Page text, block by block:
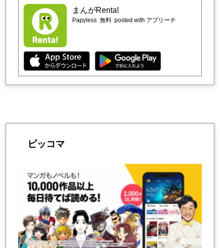
まんがRenta!
Papyless 無料 posted with アプリーチ
ピッコマ